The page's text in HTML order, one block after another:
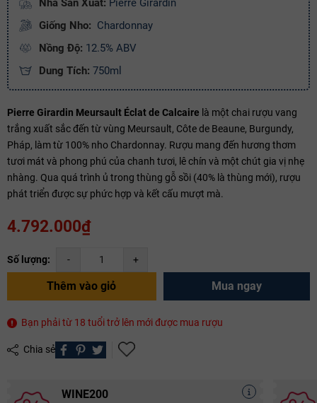
Nhà Sản Xuất: Pierre Girardin
Giống Nho: Chardonnay
Nồng Độ: 12.5% ABV
Dung Tích: 750ml
Pierre Girardin Meursault Éclat de Calcaire là một chai rượu vang
trắng xuất sắc đến từ vùng Meursault, Côte de Beaune, Burgundy,
Pháp, làm từ 100% nho Chardonnay. Rượu mang đến hương thơm
tươi mát và phong phú của chanh tươi, lê chín và một chút gia vị nhẹ
nhàng. Qua quá trình ủ trong thùng gỗ sồi (40% là thùng mới), rượu
phát triển được sự phức hợp và kết cấu mượt mà.
4.792.000₫
Số lượng: - +
Thêm vào giỏ Mua ngay
Bạn phải từ 18 tuổi trở lên mới được mua rượu
Chia sẻ
WINE200